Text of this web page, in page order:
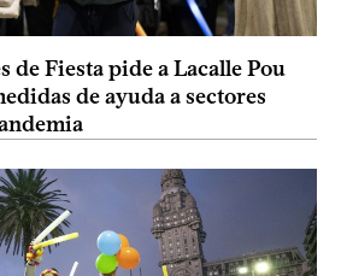
de Fiesta pide a Lacalle Pou
de ayuda a sectores